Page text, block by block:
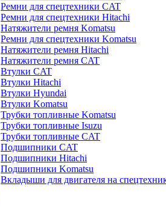
Ремни для спецтехники CAT
Ремни для спецтехники Hitachi
Натяжители ремня Komatsu
Ремни для спецтехники Komatsu
Натяжители ремня Hitachi
Натяжители ремня CAT
Втулки CAT
Втулки Hitachi
Втулки Hyundai
Втулки Komatsu
Трубки топливные Komatsu
Трубки топливные Isuzu
Трубки топливные CAT
Подшипники CAT
Подшипники Hitachi
Подшипники Komatsu
Вкладыши для двигателя на